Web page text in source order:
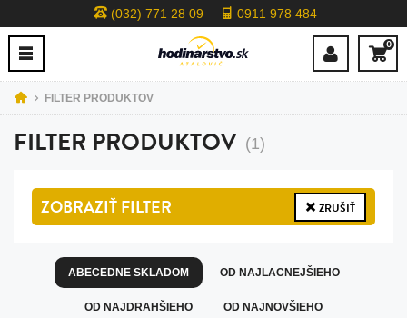
(032) 771 28 09 0911 978 484
0
FILTER PRODUKTOV
FILTER PRODUKTOV (1)
ZOBRAZIŤFILTER ZRUŠIŤ
ABECEDNE SKLADOM OD NAJLACNEJŠIEHO
OD NAJDRAHŠIEHO OD NAJNOVŠIEHO